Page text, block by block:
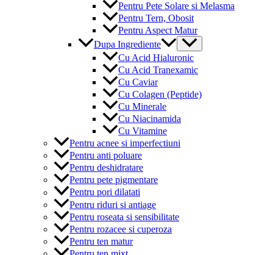
Pentru Pete Solare si Melasma
Pentru Tern, Obosit
Pentru Aspect Matur
Dupa Ingrediente
Menu
Toggle
Cu Acid Hialuronic
Cu Acid Tranexamic
Cu Caviar
Cu Colagen (Peptide)
Cu Minerale
Cu Niacinamida
Cu Vitamine
Pentru acnee si imperfectiuni
Pentru anti poluare
Pentru deshidratare
Pentru pete pigmentare
Pentru pori dilatati
Pentru riduri si antiage
Pentru roseata si sensibilitate
Pentru rozacee si cuperoza
Pentru ten matur